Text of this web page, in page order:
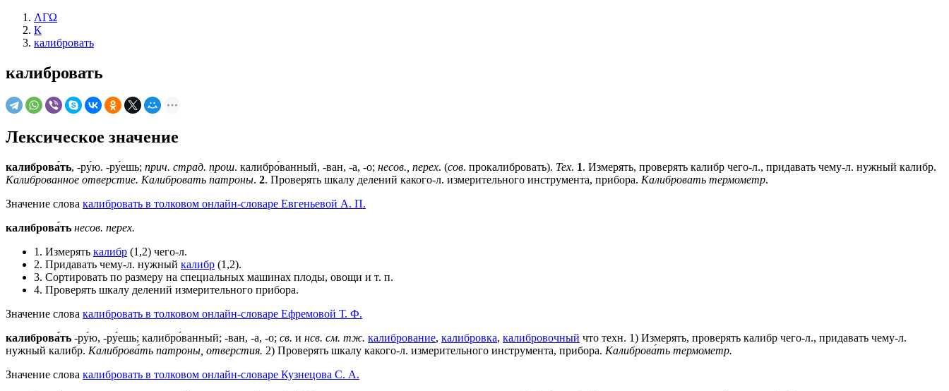
ΛΓΩ
К
калибровать
калибровать
Лексическое значение
калиброва́ть, -ру́ю. -ру́ешь; прич. страд. прош. калибро́ванный, -ван, -а, -о; несов., перех. (сов. прокалибровать). Тех. 1. Измерять, проверять калибр чего-л., придавать чему-л. нужный калибр.
Калиброванное отверстие. Калибровать патроны. 2. Проверять шкалу делений какого-л. измерительного инструмента, прибора. Калибровать термометр.
Значение слова калибровать в толковом онлайн-словаре Евгеньевой А. П.
калиброва́ть несов. перех.
1. Измерять калибр (1,2) чего-л.
2. Придавать чему-л. нужный калибр (1,2).
3. Сортировать по размеру на специальных машинах плоды, овощи и т. п.
4. Проверять шкалу делений измерительного прибора.
Значение слова калибровать в толковом онлайн-словаре Ефремовой Т. Ф.
калиброва́ть -ру́ю, -ру́ешь; калибро́ванный; -ван, -а, -о; св. и нсв. см. тж. калибрование, калибровка, калибровочный что техн. 1) Измерять, проверять калибр чего-л., придавать чему-л.
нужный калибр. Калиброва́ть патроны, отверстия. 2) Проверять шкалу какого-л. измерительного инструмента, прибора. Калиброва́ть термометр.
Значение слова калибровать в толковом онлайн-словаре Кузнецова С. А.